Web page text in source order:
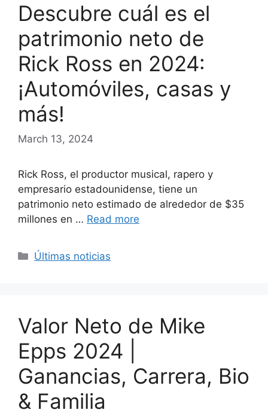
Descubre cuál es el
patrimonio neto de
Rick Ross en 2024:
¡Automóviles, casas y
más!
March 13, 2024
Rick Ross, el productor musical, rapero y
empresario estadounidense, tiene un
patrimonio neto estimado de alrededor de $35
millones en … Read more
Categories
Últimas noticias
Valor Neto de Mike
Epps 2024 |
Ganancias, Carrera, Bio
& Familia